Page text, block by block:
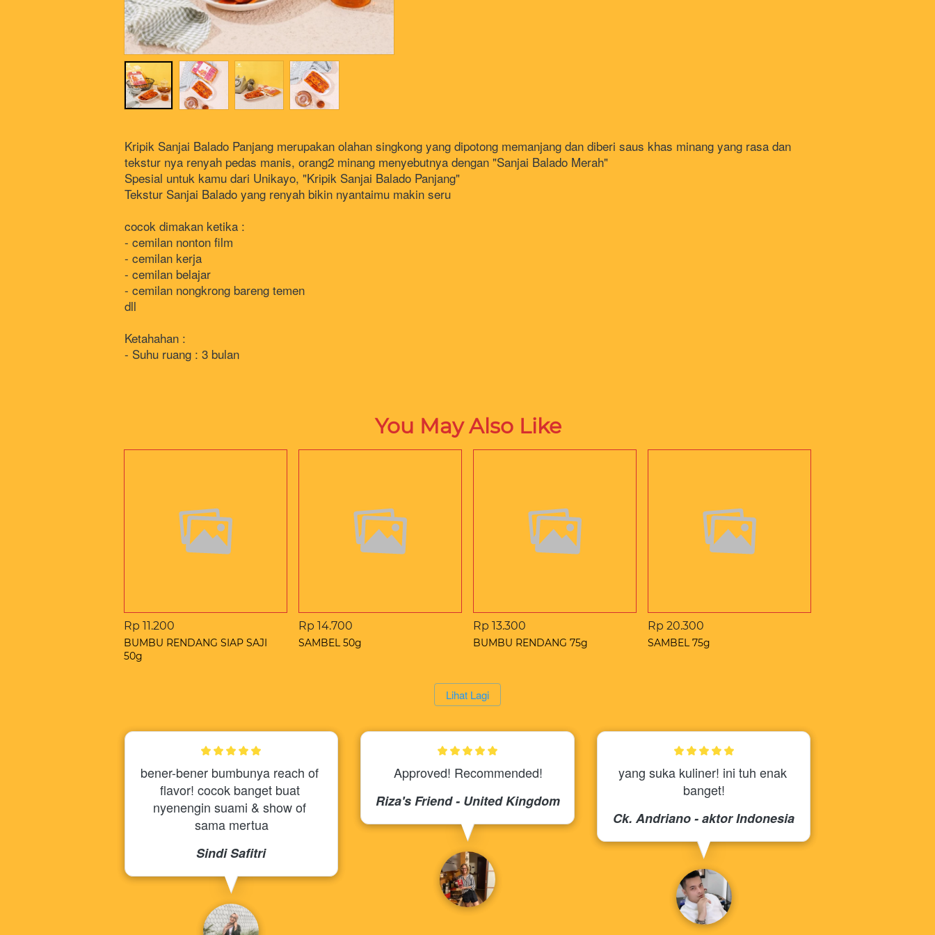
Kripik Sanjai Balado Panjang merupakan olahan singkong yang dipotong memanjang dan diberi saus khas minang yang rasa dan
tekstur nya renyah pedas manis, orang2 minang menyebutnya dengan "Sanjai Balado Merah"
Spesial untuk kamu dari Unikayo, "Kripik Sanjai Balado Panjang"
Tekstur Sanjai Balado yang renyah bikin nyantaimu makin seru
cocok dimakan ketika :
- cemilan nonton film
- cemilan kerja
- cemilan belajar
- cemilan nongkrong bareng temen
dll
Ketahahan :
- Suhu ruang : 3 bulan
You May Also Like
Rp 11.200
BUMBU RENDANG SIAP SAJI
50g
Rp 14.700
SAMBEL 50g
Rp 13.300
BUMBU RENDANG 75g
Rp 20.300
SAMBEL 75g
`Lihat Lagi
bener-bener bumbunya reach of
flavor! cocok banget buat
nyenengin suami & show of
sama mertua
Sindi Safitri
Approved! Recommended!
Riza's Friend - United Kingdom
yang suka kuliner! ini tuh enak
banget!
Ck. Andriano - aktor Indonesia